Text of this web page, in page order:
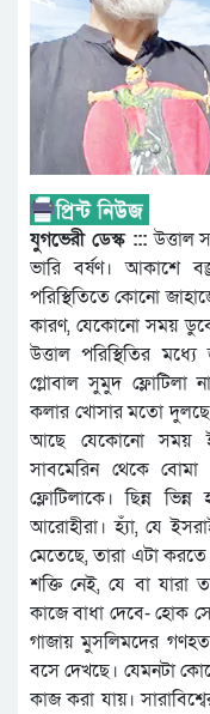
যুগভেরী ডেস্ক :::উত্তাল
ভারি বর্ষণ। আকাশে
পরিস্থিতিতে কোনো
কারণ, যেকোনো সময়
উত্তাল পরিস্থিতির
গ্লোবাল সুমুদ ফ্লোটিলা
কলার খোসার মতো দুলছে
আছে যেকোনো সময়
সাবমেরিন থেকে
ফ্লোটিলাকে। ছিন্ন
আরোহীরা। হ্যাঁ, যে
মেতেছে, তারা এটা
শক্তি নেই, যে বা
কাজে বাধা দেবে- হোক
গাজায় মুসলিমদের
বসে দেখছে। যেমনটা
কাজ করা যায়।